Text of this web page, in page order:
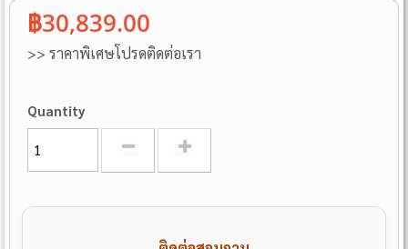
฿30,839.00
>> ราคาพิเศษโปรดติดต่อเรา
Quantity